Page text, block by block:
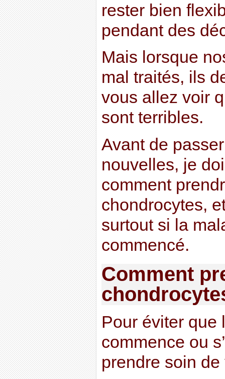
rester bien
pendant des
Mais lorsque
mal traités, ils
vous allez voir
sont terribles.
Avant de
nouvelles, je
comment
chondrocytes,
surtout si la
commencé.
Comment
Pour éviter que
commence ou
prendre soin